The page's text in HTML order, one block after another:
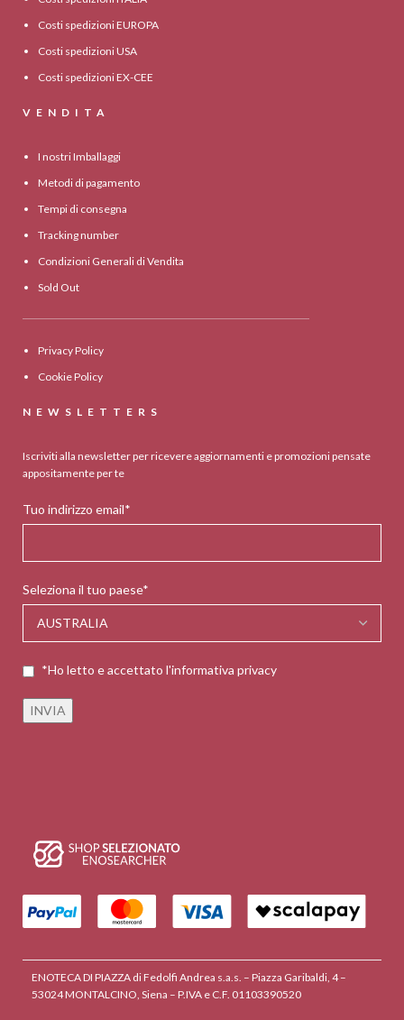
Costi spedizioni EUROPA
Costi spedizioni USA
Costi spedizioni EX-CEE
VENDITA
I nostri Imballaggi
Metodi di pagamento
Tempi di consegna
Tracking number
Condizioni Generali di Vendita
Sold Out
Privacy Policy
Cookie Policy
NEWSLETTERS
Iscriviti alla newsletter per ricevere aggiornamenti e promozioni pensate
appositamente per te
Tuo indirizzo email*
Seleziona il tuo paese*
*Ho letto e accettato l'informativa privacy
ENOTECA DI PIAZZA di Fedolfi Andrea s.a.s. – Piazza Garibaldi, 4 –
53024 MONTALCINO, Siena – P.IVA e C.F. 01103390520